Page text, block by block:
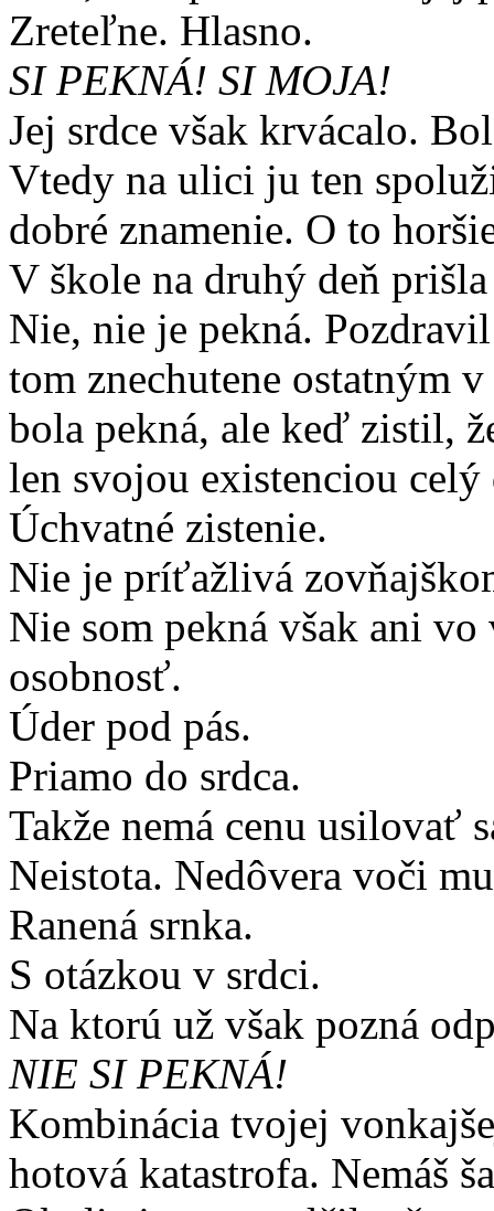
Zreteľne. Hlasno.
SI PEKNÁ! SI MOJA!
Jej srdce však krvácalo.
Vtedy na ulici ju ten
dobré znamenie. O to
V škole na druhý deň
Nie, nie je pekná.
tom znechutene ostatným
bola pekná, ale keď zistil,
len svojou existenciou
Úchvatné zistenie.
Nie je príťažlivá
Nie som pekná však ani
osobnosť.
Úder pod pás.
Priamo do srdca.
Takže nemá cenu usilovať
Neistota. Nedôvera voči
Ranená srnka.
S otázkou v srdci.
Na ktorú už však pozná
NIE SI PEKNÁ!
Kombinácia tvojej
hotová katastrofa. Nemáš